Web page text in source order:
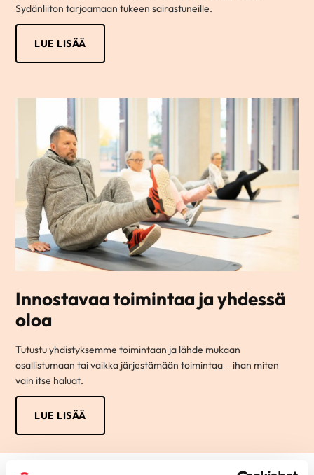
Sydänliiton tarjoamaan tukeen sairastuneille.
LUE LISÄÄ
Innostavaa toimintaa ja yhdessä
oloa
Tutustu yhdistyksemme toimintaan ja lähde mukaan
osallistumaan tai vaikka järjestämään toimintaa – ihan miten
vain itse haluat.
LUE LISÄÄ